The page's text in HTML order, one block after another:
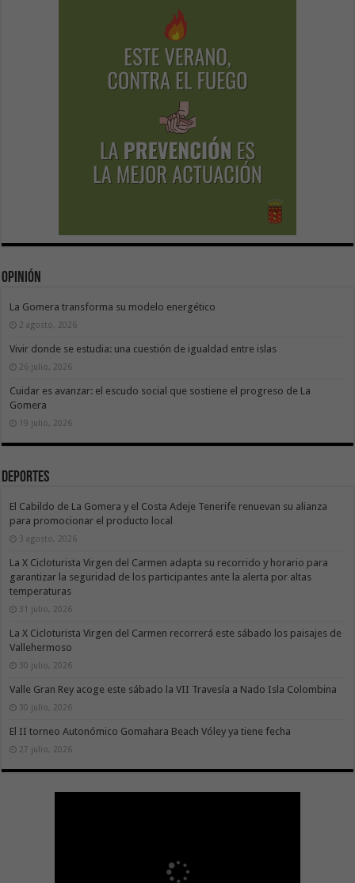
Opinión
La Gomera transforma su modelo energético
2 agosto, 2026
Vivir donde se estudia: una cuestión de igualdad entre islas
26 julio, 2026
Cuidar es avanzar: el escudo social que sostiene el progreso de La
Gomera
19 julio, 2026
Deportes
El Cabildo de La Gomera y el Costa Adeje Tenerife renuevan su alianza
para promocionar el producto local
3 agosto, 2026
La X Cicloturista Virgen del Carmen adapta su recorrido y horario para
garantizar la seguridad de los participantes ante la alerta por altas
temperaturas
31 julio, 2026
La X Cicloturista Virgen del Carmen recorrerá este sábado los paisajes de
Vallehermoso
30 julio, 2026
Valle Gran Rey acoge este sábado la VII Travesía a Nado Isla Colombina
30 julio, 2026
El II torneo Autonómico Gomahara Beach Vóley ya tiene fecha
27 julio, 2026